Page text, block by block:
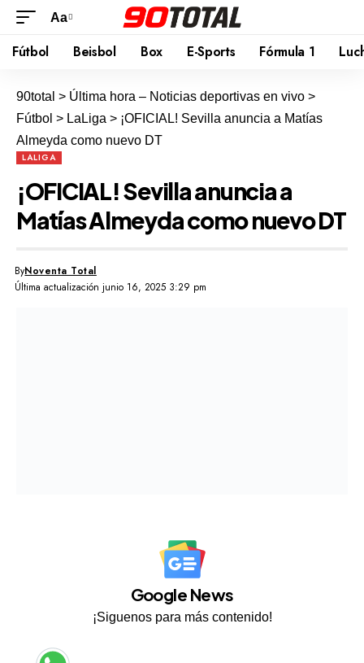
Aa
Fútbol Beisbol Box E-Sports Fórmula 1
90total > Última hora – Noticias deportivas en vivo >
Fútbol > LaLiga > ¡OFICIAL! Sevilla anuncia a Matías
Almeyda como nuevo DT
LALIGA
¡OFICIAL! Sevilla anuncia a
Matías Almeyda como nuevo DT
Última actualización junio 16, 2025 3:29 pm
ByNoventa Total
Google News
¡Siguenos para más contenido!